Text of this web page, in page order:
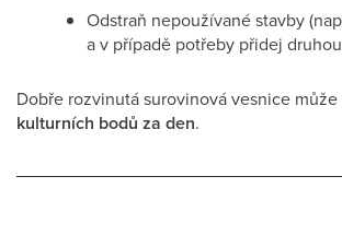
Odstraň nepoužívané stavby
a v případě potřeby přidej druhou
Dobře rozvinutá surovinová vesnice
kulturních bodů za den.